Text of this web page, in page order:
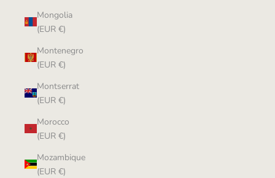
Mongolia
(EUR €)
Montenegro
(EUR €)
Montserrat
(EUR €)
Morocco
(EUR €)
Mozambique
(EUR €)